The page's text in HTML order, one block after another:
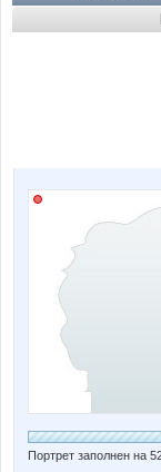
Портрет заполнен на